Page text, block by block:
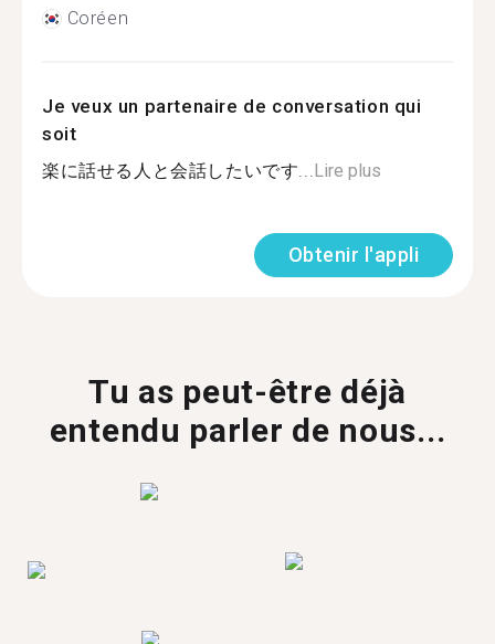
Coréen
Je veux un partenaire de conversation qui
soit
楽に話せる人と会話したいです...Lire plus
Obtenir l'appli
Tu as peut-être déjà
entendu parler de nous...